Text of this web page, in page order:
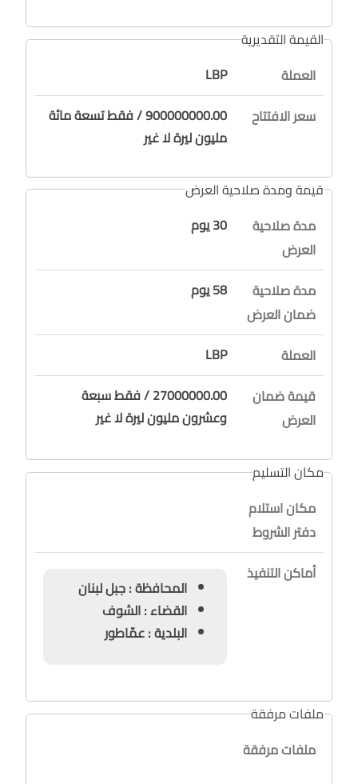
القيمة التقديرية
العملة
LBP
سعر الافتتاح
900000000.00 / فقط تسعة مائة
مليون ليرة لا غير
قيمة ومدة صلاحية العرض
مدة صلاحية
العرض
30 يوم
مدة صلاحية
ضمان العرض
58 يوم
العملة
LBP
قيمة ضمان
العرض
27000000.00 / فقط سبعة
وعشرون مليون ليرة لا غير
مكان التسليم
مكان استلام
دفتر الشروط
أماكن التنفيذ
المحافظة : جبل لبنان
القضاء : الشوف
البلدية : عمّاطور
ملفات مرفقة
ملفات مرفقة